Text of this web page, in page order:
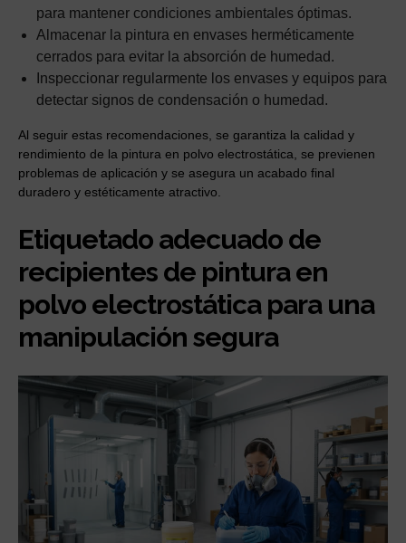
para mantener condiciones ambientales óptimas.
Almacenar la pintura en envases herméticamente
cerrados para evitar la absorción de humedad.
Inspeccionar regularmente los envases y equipos para
detectar signos de condensación o humedad.
Al seguir estas recomendaciones, se garantiza la calidad y
rendimiento de la pintura en polvo electrostática, se previenen
problemas de aplicación y se asegura un acabado final
duradero y estéticamente atractivo.
Etiquetado adecuado de
recipientes de pintura en
polvo electrostática para una
manipulación segura